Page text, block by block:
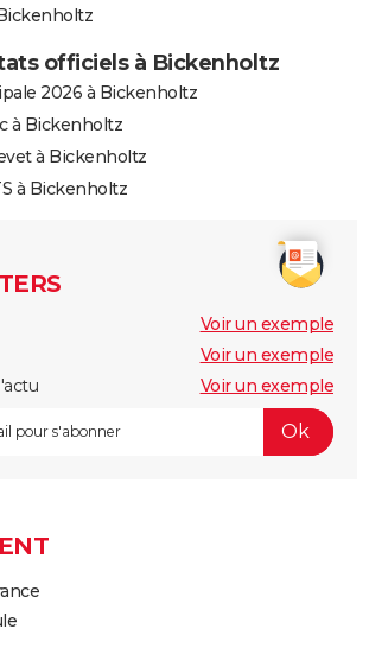
officiels à Bickenholtz
2026 à Bickenholtz
à Bickenholtz
à Bickenholtz
à Bickenholtz
Voir un exemple
Voir un exemple
Voir un exemple